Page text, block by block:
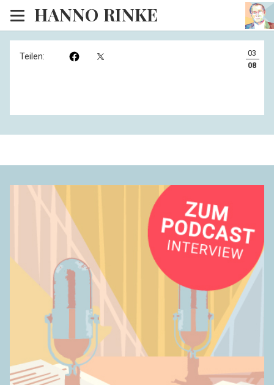
HANNO RINKE
Heim
EISINSEL
Blog
Hörsaal
Teilen:
03
08